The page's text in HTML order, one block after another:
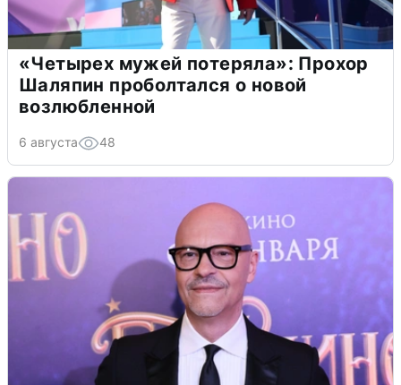
«Четырех мужей потеряла»: Прохор
Шаляпин проболтался о новой
возлюбленной
6 августа 48